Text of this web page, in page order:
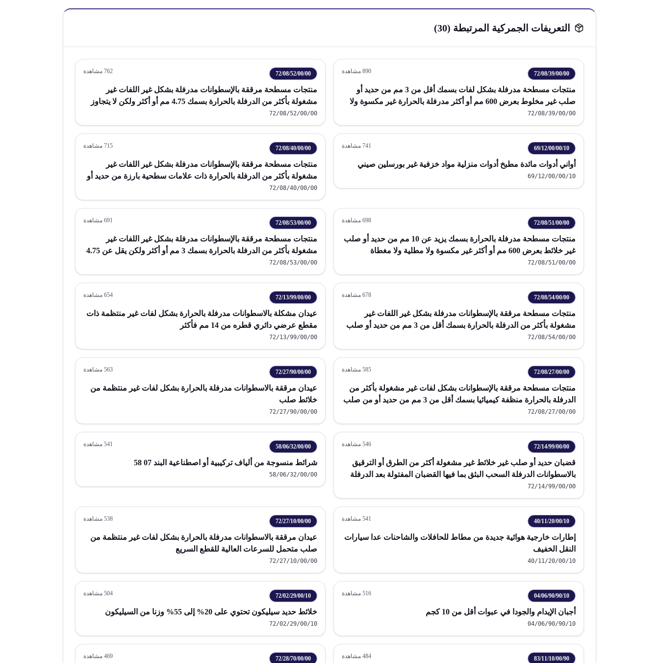
التعريفات الجمركية المرتبطة (30
)
72/08/39/00/00
890 مشاهدة
منتجات مسطحة مدرفلة بشكل لفات بسمك أقل من 3 مم من حديد أو
صلب غير مخلوط بعرض 600 مم أو أكثر مدرفلة بالحرارة غير مكسوة ولا
مطلية ولا مغطاة
72/08/39/00/00
72/08/52/00/00
762 مشاهدة
منتجات مسطحة مرققة بالإسطوانات مدرفلة بشكل غير اللفات غير
مشغولة بأكثر من الدرفلة بالحرارة بسمك 4.75 مم أو أكثر ولكن لا يتجاوز
بالحرارة غير مكسوة ولامطلية ولامغطاة
72/08/52/00/00
69/12/00/00/10
741 مشاهدة
أواني أدوات مائدة مطبخ أدوات منزلية مواد خزفية غير بورسلين صيني
69/12/00/00/10
72/08/40/00/00
715 مشاهدة
منتجات مسطحة مرققة بالإسطوانات مدرفلة بشكل غير اللفات غير
مشغولة بأكثر من الدرفلة بالحرارة ذات علامات سطحية بارزة من حديد أو
مكسوة ولامطلية ولامغطاة
72/08/40/00/00
72/08/51/00/00
698 مشاهدة
منتجات مسطحة مدرفلة بالحرارة بسمك يزيد عن 10 مم من حديد أو صلب
غير خلائط بعرض 600 مم أو أكثر غير مكسوة ولا مطلية ولا مغطاة
72/08/51/00/00
72/08/53/00/00
691 مشاهدة
منتجات مسطحة مرققة بالإسطوانات مدرفلة بشكل غير اللفات غير
مشغولة بأكثر من الدرفلة بالحرارة بسمك 3 مم أو أكثر ولكن يقل عن 4.75
بالحرارة غير مكسوة ولامطلية ولامغطاة
72/08/53/00/00
72/08/54/00/00
678 مشاهدة
منتجات مسطحة مرققة بالإسطوانات مدرفلة بشكل غير اللفات غير
مشغولة بأكثر من الدرفلة بالحرارة بسمك أقل من 3 مم من حديد أو صلب
مطلية ولا مغطاة
72/08/54/00/00
72/13/99/00/00
654 مشاهدة
عيدان مشكلة بالاسطوانات مدرفلة بالحرارة بشكل لفات غير منتظمة ذات
مقطع عرضي دائري قطره من 14 مم فأكثر
72/13/99/00/00
72/08/27/00/00
585 مشاهدة
منتجات مسطحة مرققة بالإسطوانات بشكل لفات غير مشغولة بأكثر من
الدرفلة بالحرارة منظفة كيميائيا بسمك أقل من 3 مم من حديد أو من صلب
ولامطلية ولامغطاة
72/08/27/00/00
72/27/90/00/00
563 مشاهدة
عيدان مرققة بالاسطوانات مدرفلة بالحرارة بشكل لفات غير منتظمة من
خلائط صلب
72/27/90/00/00
72/14/99/00/00
546 مشاهدة
قضبان حديد أو صلب غير خلائط غير مشغولة أكثر من الطرق أو الترقيق
بالاسطوانات الدرفلة السحب البثق بما فيها القضبان المفتولة بعد الدرفلة
72/14/99/00/00
58/06/32/00/00
541 مشاهدة
شرائط منسوجة من ألياف تركيبية أو اصطناعية البند 07 58
58/06/32/00/00
40/11/20/00/10
541 مشاهدة
إطارات خارجية هوائية جديدة من مطاط للحافلات والشاحنات عدا سيارات
النقل الخفيف
40/11/20/00/10
72/27/10/00/00
538 مشاهدة
عيدان مرققة بالاسطوانات مدرفلة بالحرارة بشكل لفات غير منتظمة من
صلب متحمل للسرعات العالية للقطع السريع
72/27/10/00/00
04/06/90/90/10
516 مشاهدة
أجبان الإيدام والجودا في عبوات أقل من 10 كجم
04/06/90/90/10
72/02/29/00/10
504 مشاهدة
خلائط حديد سيليكون تحتوي على 20% إلى 55% وزنا من السيليكون
72/02/29/00/10
83/11/10/00/90
484 مشاهدة 72/28/70/00/00
469 مشاهدة